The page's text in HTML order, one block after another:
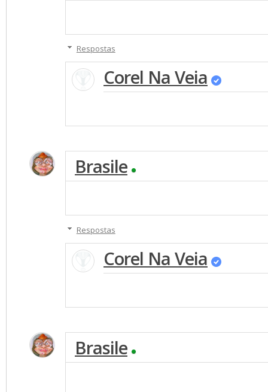
Respostas
Corel Na Veia
Brasile
Respostas
Corel Na Veia
Brasile